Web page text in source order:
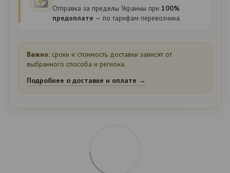
Отправка за пределы Украины при 100%
предоплате — по тарифам перевозчика.
Важно: сроки и стоимость доставки зависят от
выбранного способа и региона.
Подробнее о доставке и оплате →